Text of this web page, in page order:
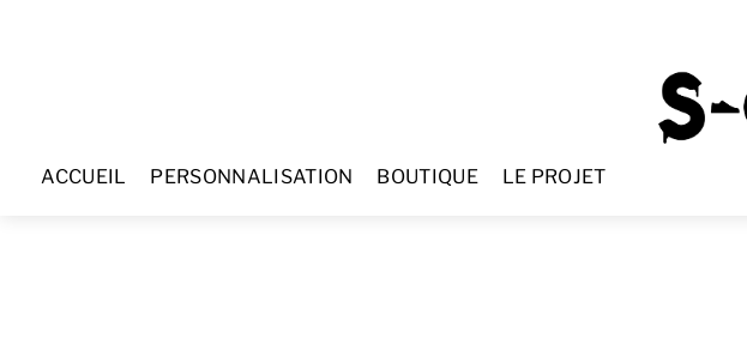
ACCUEIL PERSONNALISATION BOUTIQUE LE PROJET